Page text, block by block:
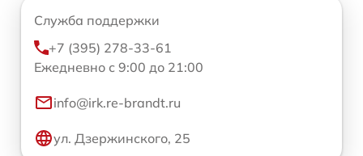
Служба поддержки
+7 (395) 278-33-61
Ежедневно с 9:00 до 21:00
info@irk.re-brandt.ru
ул. Дзержинского, 25